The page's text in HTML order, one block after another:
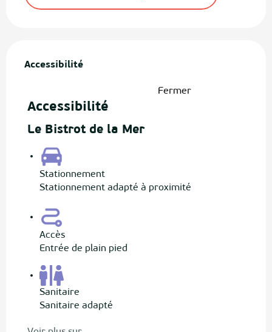
Accessibilité
Accessibilité
Fermer
Accessibilité
Le Bistrot de la Mer
Stationnement
Stationnement adapté à proximité
Accès
Entrée de plain pied
Sanitaire
Sanitaire adapté